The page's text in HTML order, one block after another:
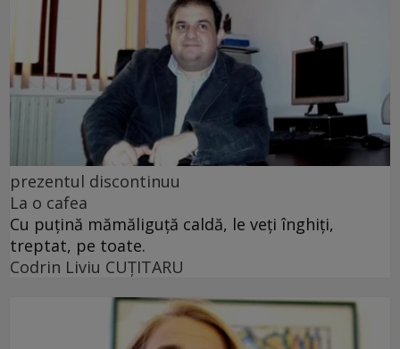
prezentul discontinuu
La o cafea
Cu puţină mămăliguţă caldă, le veţi înghiţi,
treptat, pe toate.
Codrin Liviu CUŢITARU